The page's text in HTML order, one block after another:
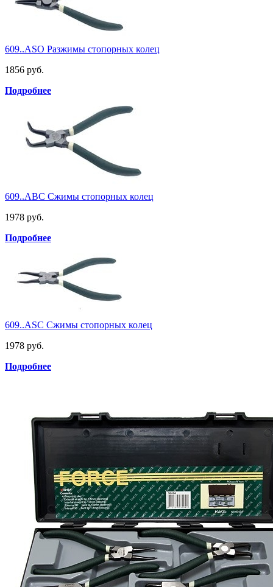
609..ASO Разжимы стопорных колец
1856 руб.
Подробнее
609..ABC Сжимы стопорных колец
1978 руб.
Подробнее
609..ASC Сжимы стопорных колец
1978 руб.
Подробнее